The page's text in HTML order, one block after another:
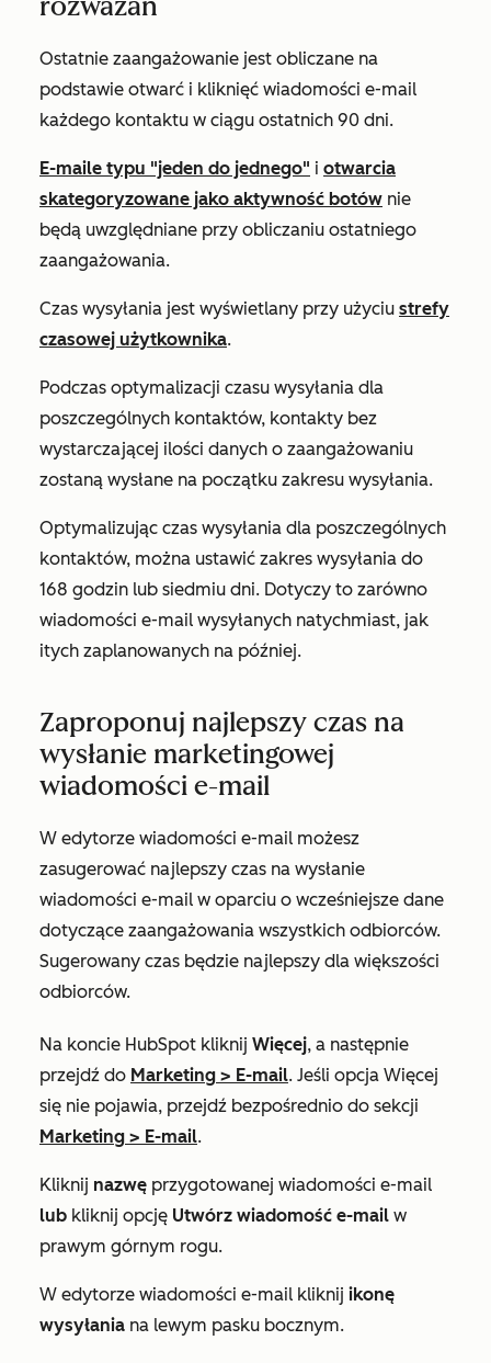
Ostatnie zaangażowanie jest obliczane na
podstawie otwarć i kliknięć wiadomości e-mail
każdego kontaktu w ciągu ostatnich 90 dni.
E-maile typu "jeden do jednego" i otwarcia
skategoryzowane jako aktywność botów nie
będą uwzględniane przy obliczaniu ostatniego
zaangażowania.
Czas wysyłania jest wyświetlany przy użyciu strefy
czasowej użytkownika.
Podczas optymalizacji czasu wysyłania dla
poszczególnych kontaktów, kontakty bez
wystarczającej ilości danych o zaangażowaniu
zostaną wysłane na początku zakresu wysyłania.
Optymalizując czas wysyłania dla poszczególnych
kontaktów, można ustawić zakres wysyłania do
168 godzin lub siedmiu dni. Dotyczy to zarówno
wiadomości e-mail wysyłanych natychmiast, jak
itych zaplanowanych na później.
Zaproponuj najlepszy czas na
wysłanie marketingowej
wiadomości e-mail
W edytorze wiadomości e-mail możesz
zasugerować najlepszy czas na wysłanie
wiadomości e-mail w oparciu o wcześniejsze dane
dotyczące zaangażowania wszystkich odbiorców.
Sugerowany czas będzie najlepszy dla większości
odbiorców.
Na koncie HubSpot kliknij Więcej, a następnie
przejdź do Marketing > E-mail. Jeśli opcja Więcej
się nie pojawia, przejdź bezpośrednio do sekcji
Marketing > E-mail.
Kliknij nazwę przygotowanej wiadomości e-mail
lub kliknij opcję Utwórz wiadomość e-mail w
prawym górnym rogu.
W edytorze wiadomości e-mail kliknij ikonę
wysyłania na lewym pasku bocznym.